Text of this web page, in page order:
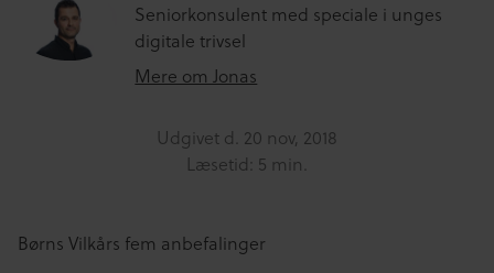
Seniorkonsulent med speciale i unges
digitale trivsel
Mere om Jonas
Udgivet d. 20 nov, 2018
Læsetid: 5 min.
Børns Vilkårs fem anbefalinger